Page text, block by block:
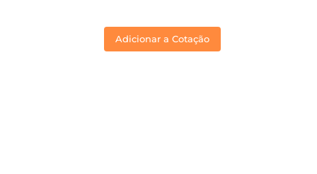
Adicionar a Cotação